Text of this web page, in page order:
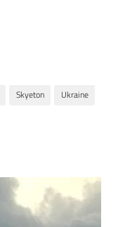
Skyeton
Ukraine